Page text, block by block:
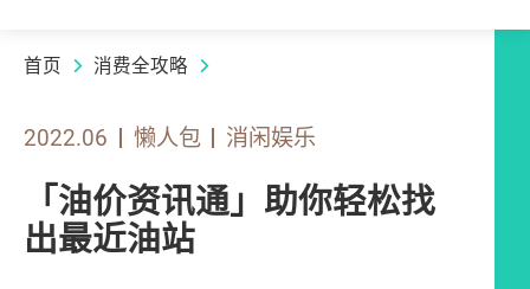
首页 消费全攻略
2022.06 懒人包 消闲娱乐
「油价资讯通」助你轻松找
出最近油站